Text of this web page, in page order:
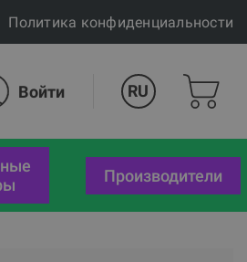
Политика конфиденциальности
Войти RU
Производители